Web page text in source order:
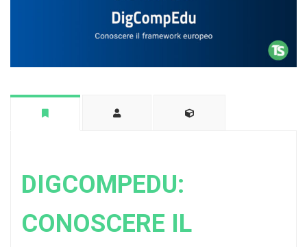
DIGCOMPEDU:
CONOSCERE IL